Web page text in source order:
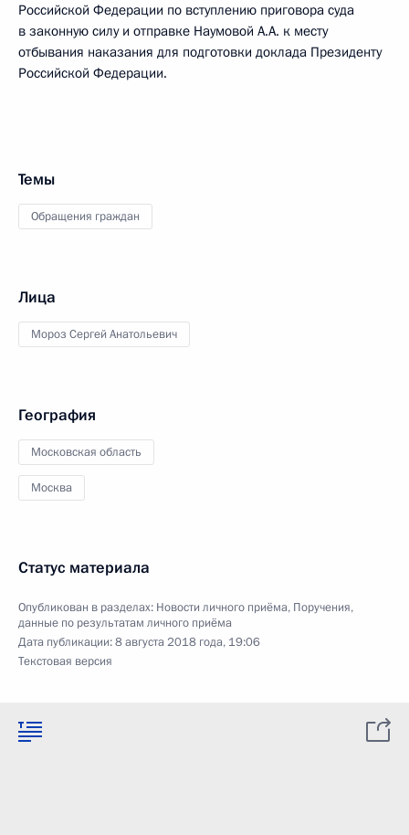
Российской Федерации по вступлению приговора суда
в законную силу и отправке Наумовой А.А. к месту
отбывания наказания для подготовки доклада Президенту
Российской Федерации.
Темы
Обращения граждан
Лица
Мороз Сергей Анатольевич
География
Московская область
Москва
Статус материала
Опубликован в разделах: Новости личного приёма, Поручения,
данные по результатам личного приёма
Дата публикации:8 августа 2018 года, 19:06
Текстовая версия